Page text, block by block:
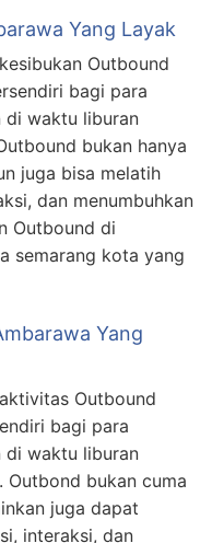
Yang Layak
Outbound
bagi para
di waktu liburan
bukan hanya
juga bisa melatih
dan menumbuhkan
Outbound di
semarang kota yang
Yang
Outbound
bagi para
di waktu liburan
Outbond bukan cuma
juga dapat
interaksi, dan